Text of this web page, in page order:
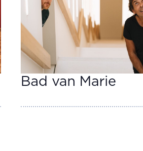
Bad van Marie